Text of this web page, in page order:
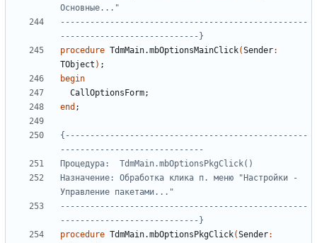
--------------------------------------------------
----------------------------}
procedure TdmMain.mbOptionsMainClick(Sender:
TObject ) ;
begin
CallOptionsForm;
end ;
{-------------------------------------------------
Назначение: Обработка клика п. меню "Настройки -
--------------------------------------------------
----------------------------}
procedure TdmMain.mbOptionsPkgClick(Sender: